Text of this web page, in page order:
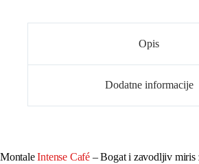
Opis
Dodatne informacije
MontaleIntense Café – Bogat i zavodljiv miris